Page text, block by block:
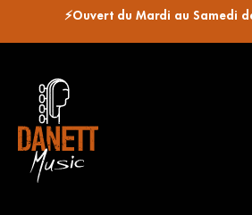
⚡Ouvert du Mardi au Samedi